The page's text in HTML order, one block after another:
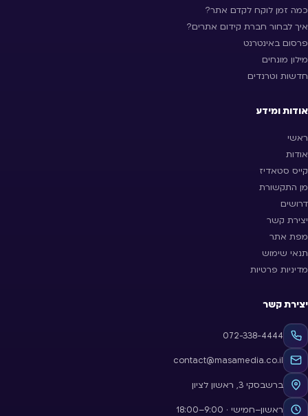
כמה זמן לוקח לקדם אתר?
איך לבחור חברת קידום אתרים?
פרסום באינטרנט
מילון מונחים
חדשות וטרנדים
אודות ומידע
ראשי
אודות
קייס סטאדיז
מן התקשורת
דרושים
יצירת קשר
מפת אתר
תנאי שימוש
מדיניות פרטיות
יצירת קשר
072-338-4444
contact@masamedia.co.il
ברשבסקי 3, ראשון לציון
ראשון–חמישי · 9:00–18:00